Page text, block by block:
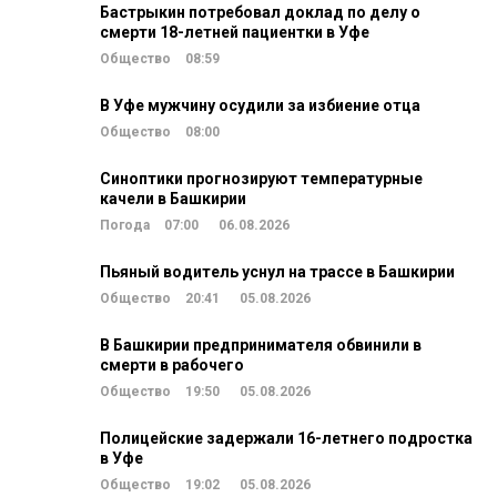
Бастрыкин потребовал доклад по делу о
смерти 18-летней пациентки в Уфе
Общество 08:59
В Уфе мужчину осудили за избиение отца
Общество 08:00
Синоптики прогнозируют температурные
качели в Башкирии
Погода 07:00 06.08.2026
Пьяный водитель уснул на трассе в Башкирии
Общество 20:41 05.08.2026
В Башкирии предпринимателя обвинили в
смерти в рабочего
Общество 19:50 05.08.2026
Полицейские задержали 16-летнего подростка
в Уфе
Общество 19:02 05.08.2026